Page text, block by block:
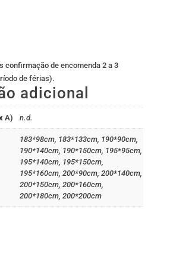
confirmação de encomenda 2 a 3
de férias).
adicional
A) n.d.
183*98cm, 183*133cm, 190*90cm,
190*140cm, 190*150cm, 195*95cm,
195*140cm, 195*150cm,
195*160cm, 200*90cm, 200*140cm,
200*150cm, 200*160cm,
200*180cm, 200*200cm